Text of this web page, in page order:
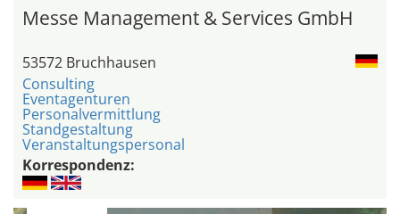
Messe Management & Services GmbH
53572 Bruchhausen
Consulting
Eventagenturen
Personalvermittlung
Standgestaltung
Veranstaltungspersonal
Korrespondenz: